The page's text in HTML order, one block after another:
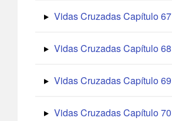
Vidas Cruzadas Capítulo 67
Vidas Cruzadas Capítulo 68
Vidas Cruzadas Capítulo 69
Vidas Cruzadas Capítulo 70